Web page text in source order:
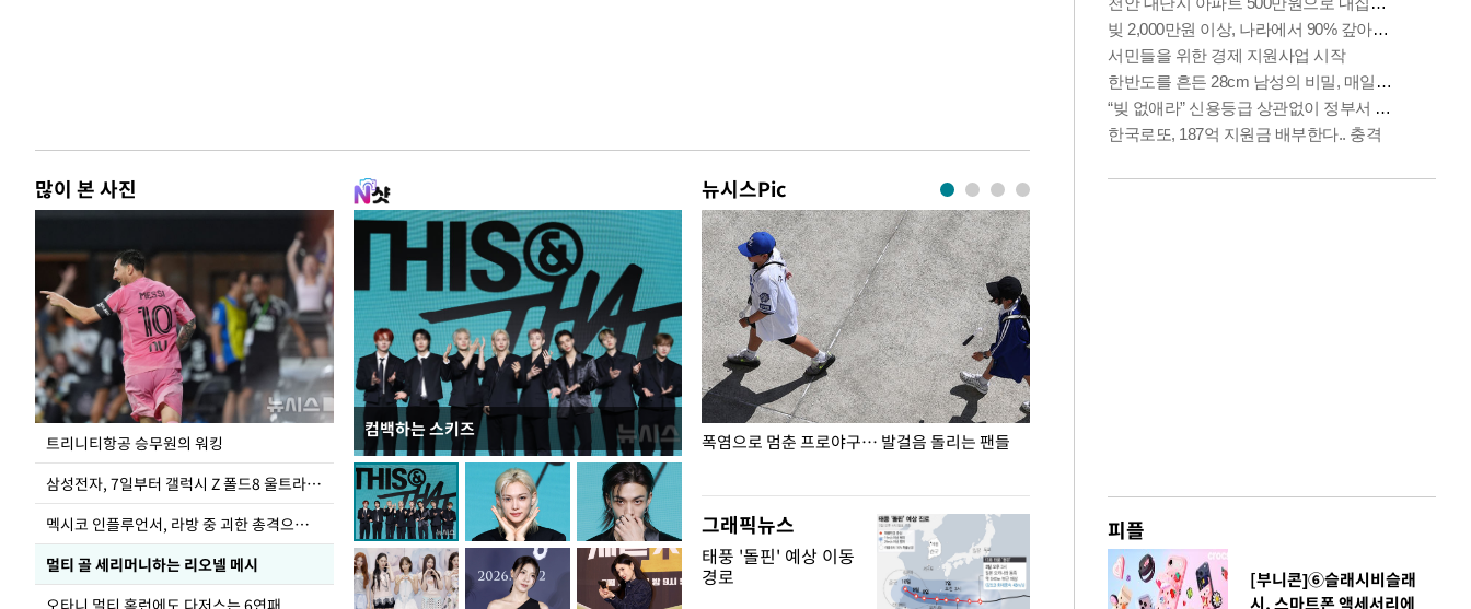
많이 본 사진
트리니티항공 승무원의 워킹
삼성전자, 7일부터 갤럭시 Z 폴드8 울트라·폴드8·플립8 출시
멕시코 인플루언서, 라방 중 괴한 총격으로 사망
멀티 골 세리머니하는 리오넬 메시
오타니 멀티 홈런에도 다저스는 6연패
컴백하는 스키즈
뉴시스Pic
입추 하루 앞둔 전남광주… 열화상 카메라에 담긴
폭염
폭염으로 멈춘 프로야구… 발걸음 돌리는 팬들
그래픽뉴스
태풍 '돌핀' 예상 이동
경로
피플
[부니콘]⑥슬래시비슬래
시, 스마트폰 액세서리에